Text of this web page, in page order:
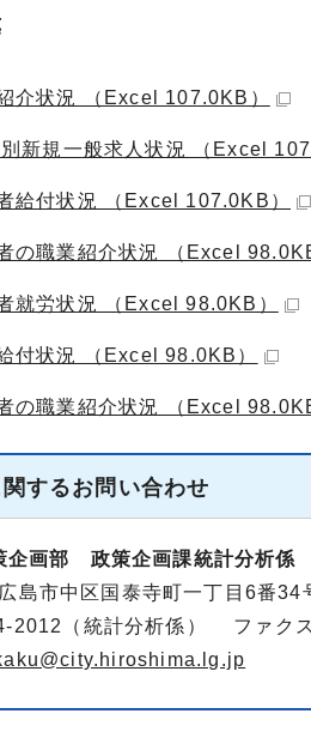
介状況 （Excel 107.0KB）
新規一般求人状況 （Excel
給付状況 （Excel 107.0KB）
職業紹介状況 （Excel
労状況 （Excel 98.0KB）
付状況 （Excel 98.0KB）
職業紹介状況 （Excel
するお問い合わせ
企画部 政策企画課統計分析係
市中区国泰寺町一丁目6番34
2012（統計分析係） ファク